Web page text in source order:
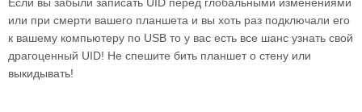
или при смерти вашего планшета и вы хоть раз подключали его
к вашему компьютеру по USB то у вас есть все шанс узнать свой
драгоценный UID! Не спешите бить планшет о стену или
выкидывать!